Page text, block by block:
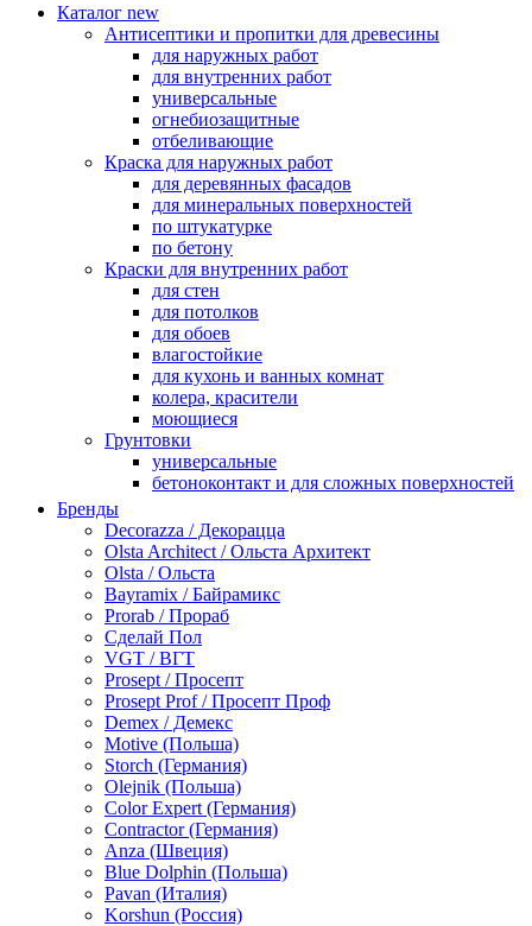
Каталог new
Антисептики и пропитки для древесины
для наружных работ
для внутренних работ
универсальные
огнебиозащитные
отбеливающие
Краска для наружных работ
для деревянных фасадов
для минеральных поверхностей
по штукатурке
по бетону
Краски для внутренних работ
для стен
для потолков
для обоев
влагостойкие
для кухонь и ванных комнат
колера, красители
моющиеся
Грунтовки
универсальные
бетоноконтакт и для сложных поверхностей
по металлу
антикорозийные
под декоративные штукатурки
для гипсокартона
под штукатурку
Герметик
акриловые
силиконовые универсальные, нейтральные
силиконовые санитарные (антигрибковые)
шовные для срубов
для кровли
для каминов
полиуретановые
Декоративные штукатурки и краски
краски для декора, патина
мокрый шелк
венецианские (эффект мрамора)
песок (эффект песчаных вихрей)
декоративная шпаклевка
Бренды
Decorazza / Декорацца
Olsta Architect / Ольста Архитект
Olsta / Ольста
Bayramix / Байрамикс
Prorab / Прораб
Сделай Пол
VGT / ВГТ
Prosept / Просепт
Prosept Prof / Просепт Проф
Demex / Демекс
Motive (Польша)
Storch (Германия)
Olejnik (Польша)
Color Expert (Германия)
Contractor (Германия)
Anza (Швеция)
Blue Dolphin (Польша)
Pavan (Италия)
Korshun (Россия)